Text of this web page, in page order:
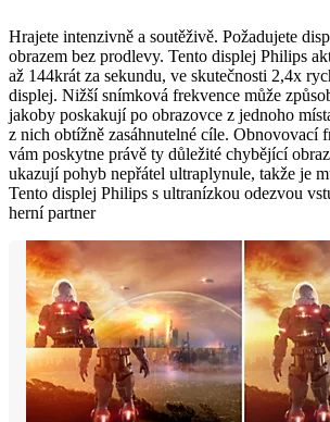
Hrajete intenzivně a soutěživě. Požadujete
obrazem bez prodlevy. Tento displej Philips
až 144krát za sekundu, ve skutečnosti 2,4x
displej. Nižší snímková frekvence může
jakoby poskakují po obrazovce z jednoho
z nich obtížně zasáhnutelné cíle. Obnovovací
vám poskytne právě ty důležité chybějící
ukazují pohyb nepřátel ultraplynule, takže je
Tento displej Philips s ultranízkou odezvou
herní partner